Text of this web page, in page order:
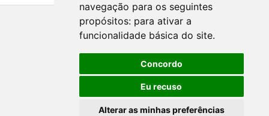
navegação para os seguintes
propósitos: para ativar a
funcionalidade básica do site.
Concordo
Eu recuso
Alterar as minhas preferências